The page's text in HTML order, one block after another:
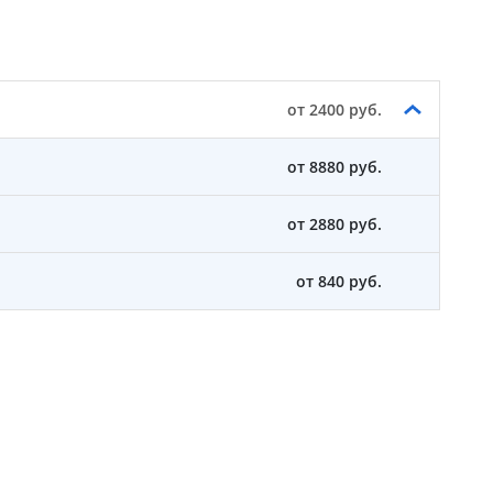
от 2400 руб.
от 8880 руб.
от 2880 руб.
от 840 руб.